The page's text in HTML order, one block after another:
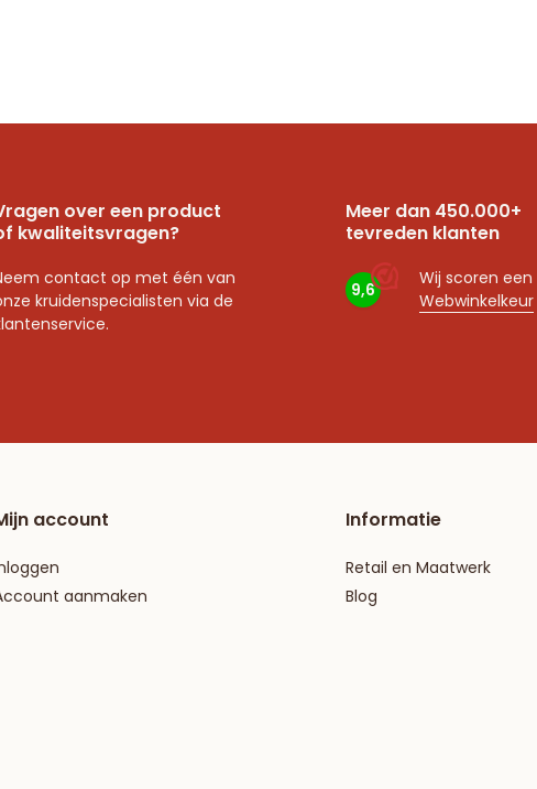
over een product
kwaliteitsvragen?
contact op met één van
kruidenspecialisten via de
Meer dan 450.000+
tevreden klanten
9,6
Wij scoren een
Webwinkelkeur
account
aanmaken
Informatie
Retail en Maatwerk
Blog